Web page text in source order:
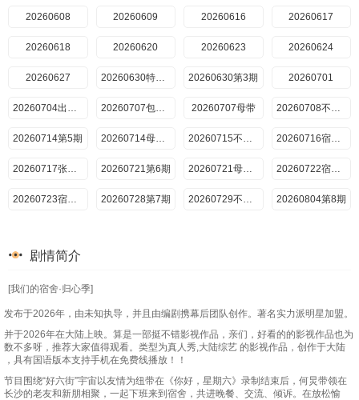
20260608 20260609 20260616 20260617
20260618 20260620 20260623 20260624
20260627 20260630特别企划第2期 20260630第3期 20260701
20260704出版第3期 20260707包上恩V 20260707母带 20260708不熄灯
20260714第5期 20260714母带直出版第5期 20260715不熄灯第5期 20260716宿舍不熄灯第6期
20260717张凌赫化身摄影师乓 20260721第6期 20260721母带直出版第6期 20260722宿舍不熄灯第8期
20260723宿舍不熄灯第9期 20260728第7期 20260729不熄灯第10期 20260804第8期
剧情简介
[我们的宿舍·归心季]
发布于2026年，由未知执导，并且由编剧携幕后团队创作。著名实力派明星加盟。
并于2026年在大陆上映。算是一部挺不错影视作品，亲们，好看的的影视作品也为
数不多呀，推荐大家值得观看。类型为真人秀,大陆综艺 的影视作品，创作于大陆
，具有国语版本支持手机在免费线播放！！
节目围绕“好六街”宇宙以友情为纽带在《你好，星期六》录制结束后，何炅带领在
长沙的老友和新朋相聚，一起下班来到宿舍，共进晚餐、交流、倾诉。在放松愉